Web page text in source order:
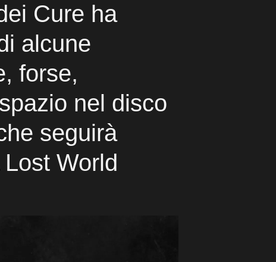
Cure ha
alcune
forse,
nel disco
seguirà
World